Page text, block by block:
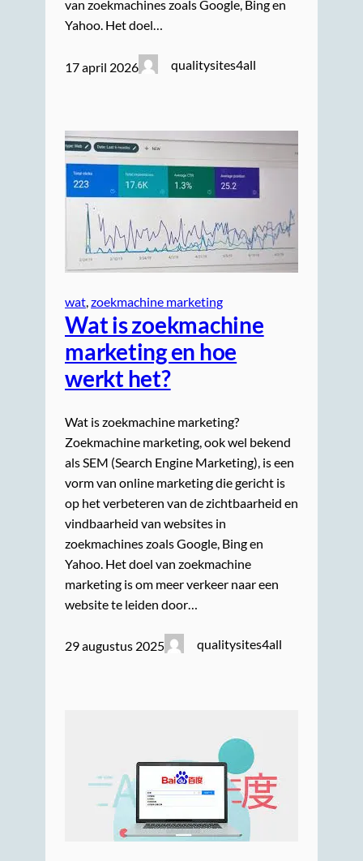
van zoekmachines zoals Google, Bing en
Yahoo. Het doel…
17 april 2026 qualitysites4all
wat zoekmachine marketing
Wat is zoekmachine
marketing en hoe
werkt het?
Wat is zoekmachine marketing?
Zoekmachine marketing, ook wel bekend
als SEM (Search Engine Marketing), is een
vorm van online marketing die gericht is
op het verbeteren van de zichtbaarheid en
vindbaarheid van websites in
zoekmachines zoals Google, Bing en
Yahoo. Het doel van zoekmachine
marketing is om meer verkeer naar een
website te leiden door…
29 augustus 2025 qualitysites4all